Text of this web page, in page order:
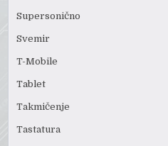
Supersonično
Svemir
T-Mobile
Tablet
Takmičenje
Tastatura